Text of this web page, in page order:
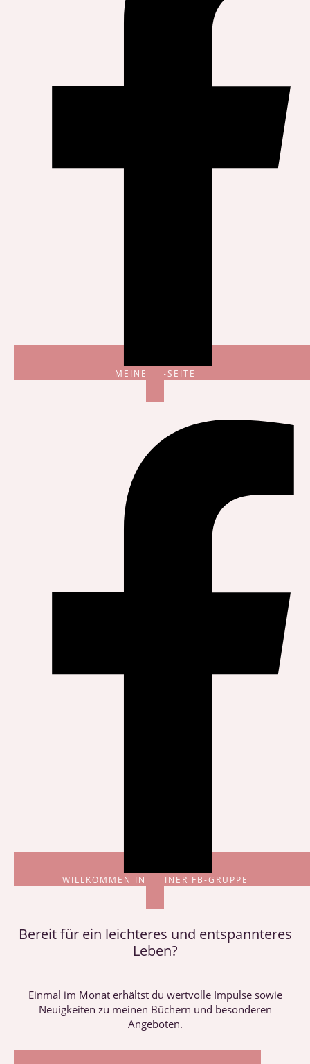
MEINE FB-SEITE
WILLKOMMEN IN MEINER FB-GRUPPE
Bereit für ein leichteres und entspannteres
Leben?
Einmal im Monat erhältst du wertvolle Impulse sowie
Neuigkeiten zu meinen Büchern und besonderen
Angeboten.